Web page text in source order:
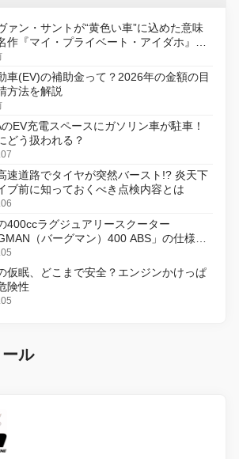
ァン・サントが“黄色い車”に込めた意味
作『マイ・プライベート・アイダホ』が
タルリマスター版で復活
車(EV)の補助金って？2026年の金額の目
方法を解説
EV充電スペースにガソリン車が駐車！
どう扱われる？
速道路でタイヤが突然バースト!? 炎天下
ブ前に知っておくべき点検内容とは
400ccラグジュアリースクーター
（バーグマン）400 ABS」の仕様を
8月18日に発売
仮眠、どこまで安全？エンジンかけっぱ
険性
ル